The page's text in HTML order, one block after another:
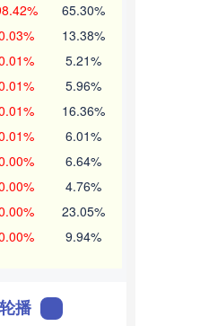
65.30%
13.38%
5.21%
5.96%
16.36%
6.01%
6.64%
4.76%
23.05%
9.94%
播